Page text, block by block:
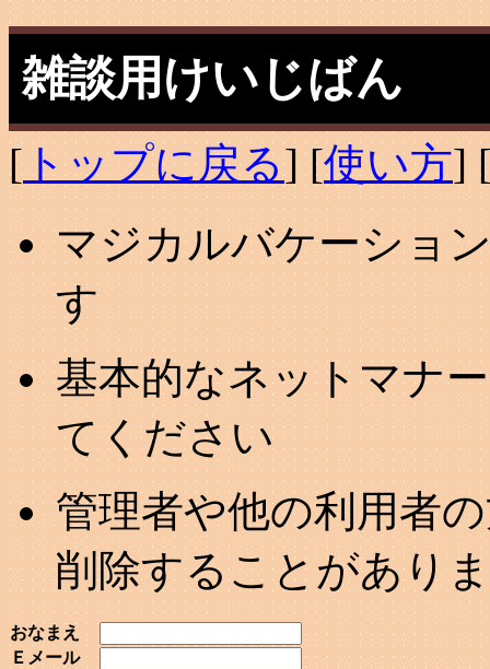
雑談用けいじばん
[ トップに戻る] [使い方]
マジカルバケーショ
す
基本的なネットマナ
てください
管理者や他の利用者
削除することがあり
おなまえ
Ｅメール